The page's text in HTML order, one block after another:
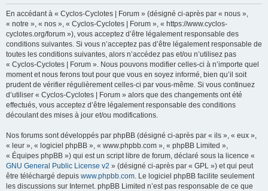
e
c
r
En accédant à « Cyclos-Cyclotes | Forum » (désigné ci-après par « nous »,
« notre », « nos », « Cyclos-Cyclotes | Forum », « https://www.cyclos-
cyclotes.org/forum »), vous acceptez d’être légalement responsable des
conditions suivantes. Si vous n’acceptez pas d’être légalement responsable de
toutes les conditions suivantes, alors n’accédez pas et/ou n’utilisez pas
« Cyclos-Cyclotes | Forum ». Nous pouvons modifier celles-ci à n’importe quel
moment et nous ferons tout pour que vous en soyez informé, bien qu’il soit
prudent de vérifier régulièrement celles-ci par vous-même. Si vous continuez
d’utiliser « Cyclos-Cyclotes | Forum » alors que des changements ont été
effectués, vous acceptez d’être légalement responsable des conditions
découlant des mises à jour et/ou modifications.
Nos forums sont développés par phpBB (désigné ci-après par « ils », « eux »,
« leur », « logiciel phpBB », « www.phpbb.com », « phpBB Limited »,
« Équipes phpBB ») qui est un script libre de forum, déclaré sous la licence «
GNU General Public License v2 » (désigné ci-après par « GPL ») et qui peut
être téléchargé depuis www.phpbb.com. Le logiciel phpBB facilite seulement
les discussions sur Internet. phpBB Limited n’est pas responsable de ce que